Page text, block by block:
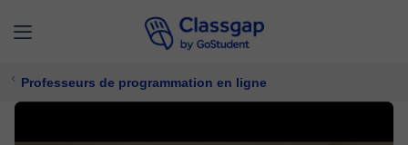
Professeurs de programmation en ligne